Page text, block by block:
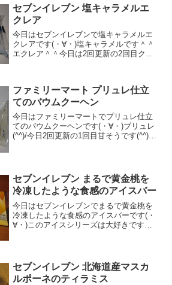
セブンイレブン 塩キャラメルエ
クレア
今日はセブンイレブンで塩キャラメルエ
クレアです(・∀・)塩キャラメルです＾＾
エクレア＾＾今日は2回更新の2回目クリ
ったので購入。これ...
ファミリーマート プリュレ仕立
てのバウムクーヘン
今日はファミリーマートでプリュレ仕立
てのバウムクーヘンです(・∀・)ブリュレ
(^^)/今日2回更新の1回目甘そうです(^^)/
★★★☆☆ カロ...
セブンイレブン まるで黄金桃を
冷凍したような食感のアイスバー
今日はセブンイレブンでまるで黄金桃を
冷凍したような食感のアイスバーです(・
∀・)このアイスシリーズは大好きですね
感を再現したセブン...
セブンイレブン 北海道産マスカ
ルポーネのティラミス